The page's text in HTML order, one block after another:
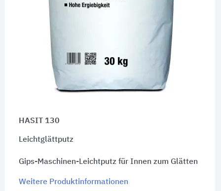
HASIT 130
Leichtglättputz
Gips-Maschinen-Leichtputz für Innen zum Glätten
Weitere Produktinformationen